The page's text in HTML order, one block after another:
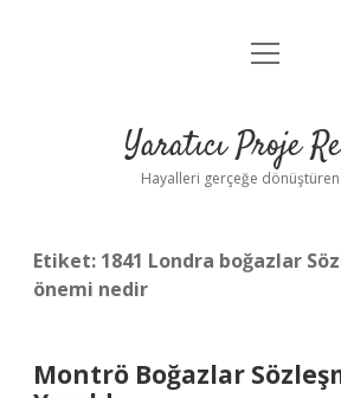
Anasayfa
Yasal Uyarı
menüyü
Yaratıcı Proje
Hayalleri gerçeğe
Etiket: 1841 Londra boğazlar
önemi nedir
Montrö Boğazlar